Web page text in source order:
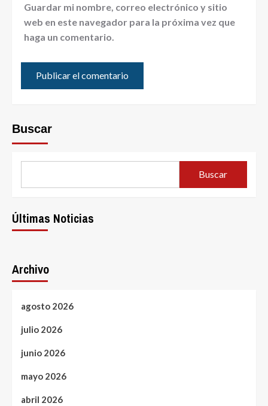
Guardar mi nombre, correo electrónico y sitio
web en este navegador para la próxima vez que
haga un comentario.
Buscar
Buscar
Últimas Noticias
Archivo
agosto 2026
julio 2026
junio 2026
mayo 2026
abril 2026